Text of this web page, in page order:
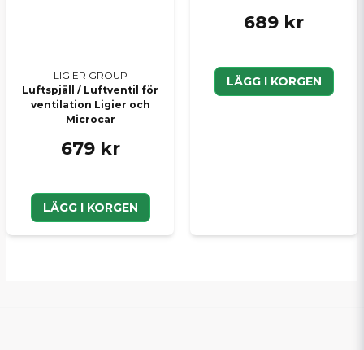
LIGIER GROUP
Luftspjäll / Luftventil för
ventilation Ligier och
Microcar
679 kr
LÄGG I KORGEN
689 kr
LÄGG I KORGEN